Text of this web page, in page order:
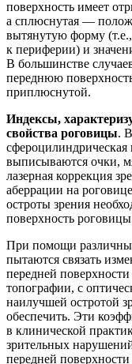
поверхность имеет
а сплюснутая —
вытянутую форму (т.е.,
к периферии) и
В большинстве
переднюю
приплюснутой.
Индексы,
свойства роговицы.
сфероцилиндрическая
выписываются очки,
лазерная коррекция
аберрации на
остроты зрения
поверхность
При помощи
пытаются связать
передней
топографии, с
наилучшей остротой
обеспечить. Эти
в клинической
зрительных
передней